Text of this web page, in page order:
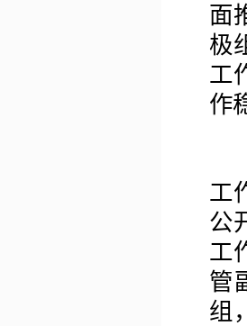
面
极
工
作
工
公
工
管
组